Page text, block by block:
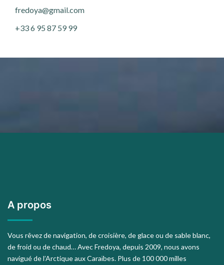
fredoya@gmail.com
+33 6 95 87 59 99
A propos
Vous rêvez de navigation, de croisière, de glace ou de sable blanc,
de froid ou de chaud… Avec Fredoya, depuis 2009, nous avons
navigué de l’Arctique aux Caraïbes. Plus de 100 000 milles